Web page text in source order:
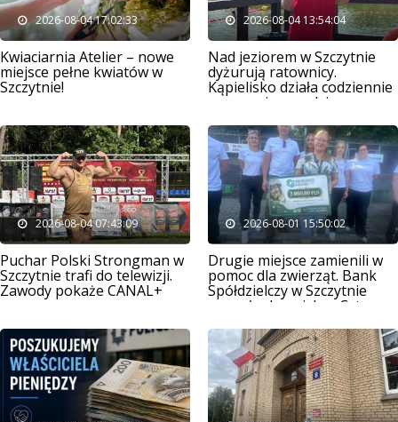
2026-08-04 17:02:33
Kwiaciarnia Atelier – nowe
miejsce pełne kwiatów w
Szczytnie!
2026-08-04 13:54:04
Nad jeziorem w Szczytnie
dyżurują ratownicy.
Kąpielisko działa codziennie
przez osiem godzin
2026-08-04 07:43:09
Puchar Polski Strongman w
Szczytnie trafi do telewizji.
Zawody pokaże CANAL+
2026-08-01 15:50:02
Drugie miejsce zamienili w
pomoc dla zwierząt. Bank
Spółdzielczy w Szczytnie
wsparł schronisko „Cztery